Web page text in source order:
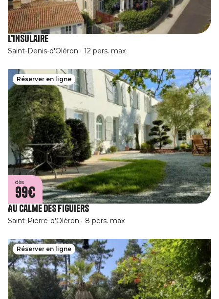
L'Insulaire
Saint-Denis-d'Oléron 12 pers. max
Réserver en ligne
dès
99€
Au Calme des Figuiers
Saint-Pierre-d'Oléron 8 pers. max
Réserver en ligne